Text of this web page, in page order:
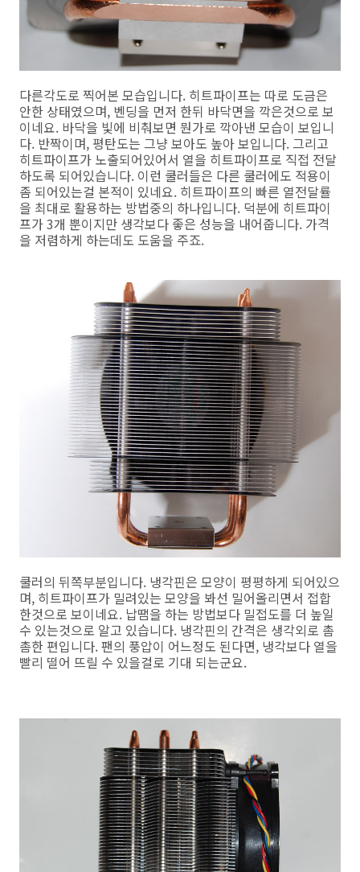
다른각도로 찍어본 모습입니다. 히트파이프는 따로 도금은
안한 상태였으며, 벤딩을 먼저 한뒤 바닥면을 깍은것으로 보
이네요. 바닥을 빛에 비춰보면 뭔가로 깍아낸 모습이 보입니
다. 반짝이며, 평탄도는 그냥 보아도 높아 보입니다. 그리고
히트파이프가 노출되어있어서 열을 히트파이프로 직접 전달
하도록 되어있습니다. 이런 쿨러들은 다른 쿨러에도 적용이
좀 되어있는걸 본적이 있네요. 히트파이프의 빠른 열전달률
을 최대로 활용하는 방법중의 하나입니다. 덕분에 히트파이
프가 3개 뿐이지만 생각보다 좋은 성능을 내어줍니다. 가격
을 저렴하게 하는데도 도움을 주죠.
쿨러의 뒤쪽부분입니다. 냉각핀은 모양이 평평하게 되어있으
며, 히트파이프가 밀려있는 모양을 봐선 밀어올리면서 접합
한것으로 보이네요. 납땜을 하는 방법보다 밀접도를 더 높일
수 있는것으로 알고 있습니다. 냉각핀의 간격은 생각외로 촘
촘한 편입니다. 팬의 풍압이 어느정도 된다면, 냉각보다 열을
빨리 떨어 뜨릴 수 있을걸로 기대 되는군요.